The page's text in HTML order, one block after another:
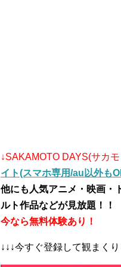
↓SAKAMOTO DAYS(サカ
イト(スマホ専用/au以外も
他にも人気アニメ・映画・
ルト作品などが見放題！！
今なら無料体験あり！
↓↓↓今すぐ登録して観まく